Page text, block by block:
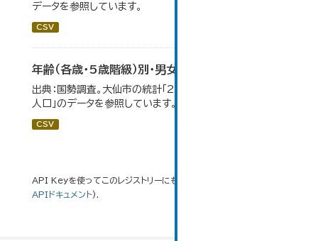
データを参照しています。
CSV
年齢（各歳・5歳階級）別・男女別人口
出典：国勢調査。大仙市の統計「2-1 年齢（各歳）別・男女別
人口」のデータを参照しています。
CSV
API Keyを使ってこのレジストリーにもアクセス可能です
APIドキュメント).